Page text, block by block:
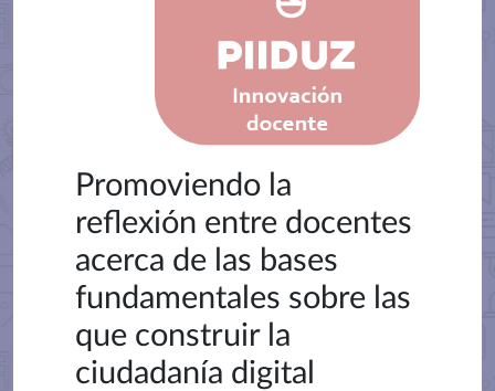
Promoviendo la
reflexión entre docentes
acerca de las bases
fundamentales sobre las
que construir la
ciudadanía digital